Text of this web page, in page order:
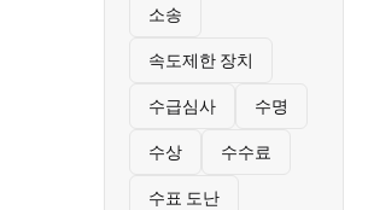
소송
속도제한 장치
수급심사 수명
수상 수수료
수표 도난